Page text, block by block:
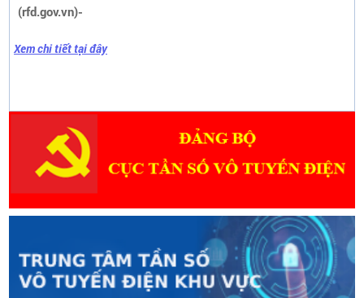
(rfd.gov.vn)-
Xem chi tiết tại đây